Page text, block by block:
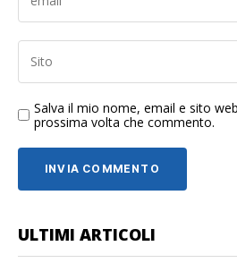
Salva il mio nome, email e sito
prossima volta che commento.
ULTIMI ARTICOLI